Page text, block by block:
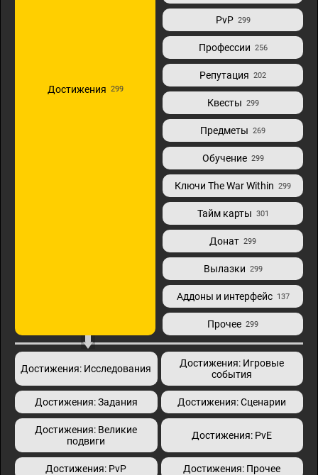
Достижения 299
PvP 299
Профессии 256
Репутация 202
Квесты 299
Предметы 269
Обучение 299
Ключи The War Within 299
Тайм карты 301
Донат 299
Вылазки 299
Аддоны и интерфейс 137
Прочее 299
Достижения: Исследования
Достижения: Игровые
события
Достижения: Задания Достижения: Сценарии
Достижения: Великие
подвиги
Достижения: PvE
Достижения: PvP Достижения: Прочее